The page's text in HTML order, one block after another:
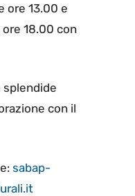
ore 13.00 e
ore 18.00 con
splendide
con il
sabap-